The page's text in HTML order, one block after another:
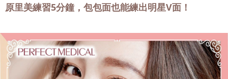
原里美練習5分鐘，包包面也能練出明星V面！